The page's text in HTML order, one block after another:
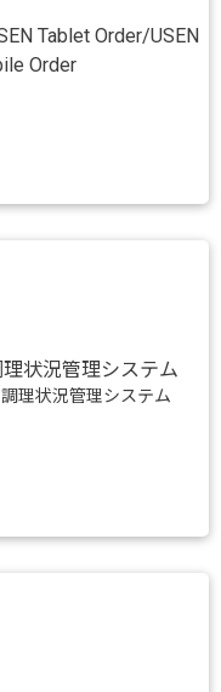
調理状況管理システム